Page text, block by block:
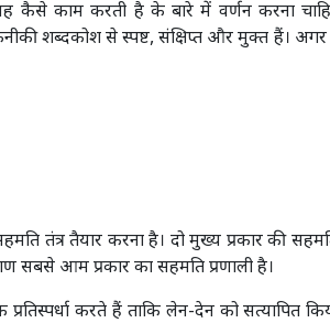
कैसे काम करती है के बारे में वर्णन करना
शब्दकोश से स्पष्ट, संक्षिप्त और मुक्त हैं। अगर
तंत्र तैयार करना है। दो मुख्य प्रकार की
सबसे आम प्रकार का सहमति प्रणाली है।
करते हैं ताकि लेन-देन को सत्यापित